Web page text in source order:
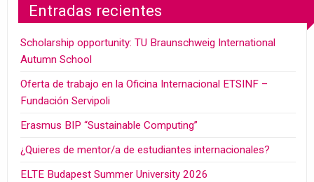
Entradas recientes
Scholarship opportunity: TU Braunschweig International
Autumn School
Oferta de trabajo en la Oficina Internacional ETSINF –
Fundación Servipoli
Erasmus BIP “Sustainable Computing”
¿Quieres de mentor/a de estudiantes internacionales?
ELTE Budapest Summer University 2026